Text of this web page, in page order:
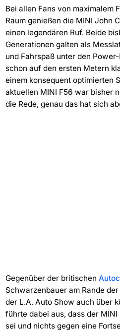
Bei allen Fans von maximalem
Raum genießen die MINI John
einen legendären Ruf. Beide
Generationen galten als
und Fahrspaß unter den
schon auf den ersten Metern
einem konsequent optimierten
aktuellen MINI F56 war bisher
die Rede, genau das hat sich
Gegenüber der britischen
Schwarzenbauer am Rande
der L.A. Auto Show auch über
führte dabei aus, dass der
sei und nichts gegen eine